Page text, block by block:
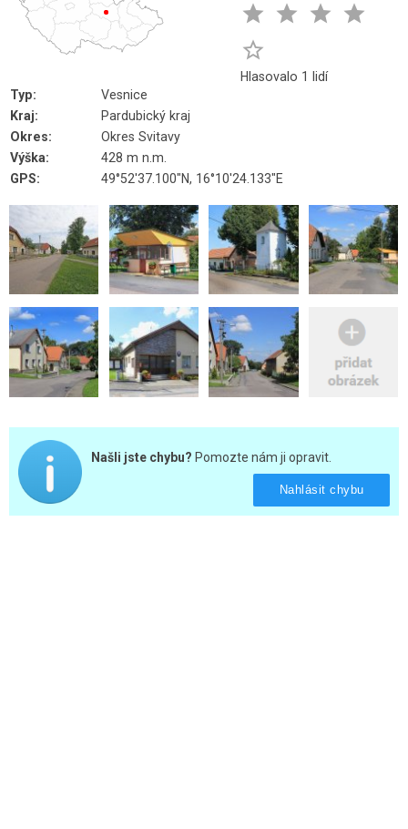
   

Hlasovalo 1 lidí
Typ:
Vesnice
Kraj:
Pardubický kraj
Okres:
Okres Svitavy
Výška:
428 m n.m.
GPS:
49°52'37.100"N, 16°10'24.133"E
Našli jste chybu? Pomozte nám ji opravit.
Nahlásit chybu